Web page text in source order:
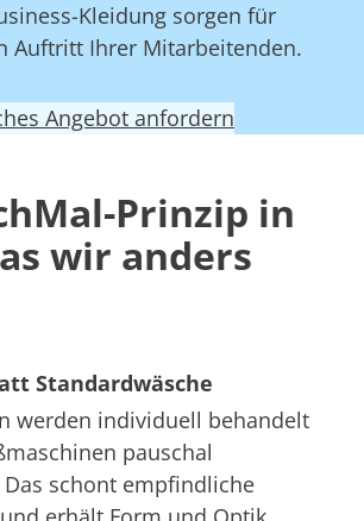
Kleidung sorgen für
Auftritt Ihrer Mitarbeitenden.
Angebot anfordern
Prinzip in
wir anders
Standardwäsche
werden individuell behandelt
pauschal
Das schont empfindliche